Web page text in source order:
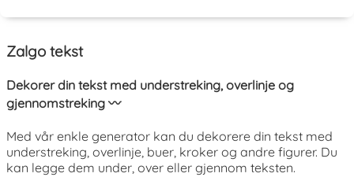
Zalgo tekst
Dekorer din tekst med understreking, overlinje og
gjennomstreking 〰️
Med vår enkle generator kan du dekorere din tekst med
understreking, overlinje, buer, kroker og andre figurer. Du
kan legge dem under, over eller gjennom teksten.